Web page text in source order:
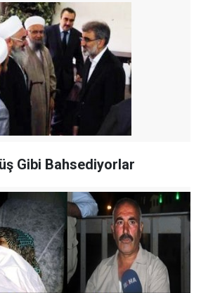
Gibi Bahsediyorlar